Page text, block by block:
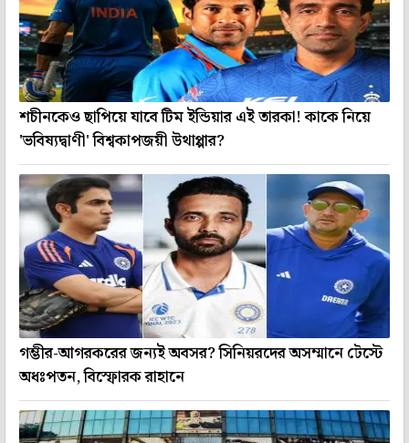
শচীনকেও ছাপিয়ে যাবে টিম ইন্ডিয়ার এই তারকা! কাকে নিয়ে
'ভবিষ্যদ্বাণী' বিশ্বকাপজয়ী উথাপ্পার?
গম্ভীর-আগরকরের জন্যই অবসর? সিনিয়রদের অসম্মানে টেস্টে
অধঃপতন, বিস্ফোরক রাহানে